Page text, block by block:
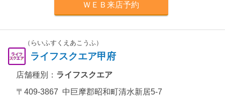
ＷＥＢ来店予約
（らいふすくえあこうふ）
ライフスクエア甲府
店舗種別： ライフスクエア
〒409-3867 中巨摩郡昭和町清水新居5-7